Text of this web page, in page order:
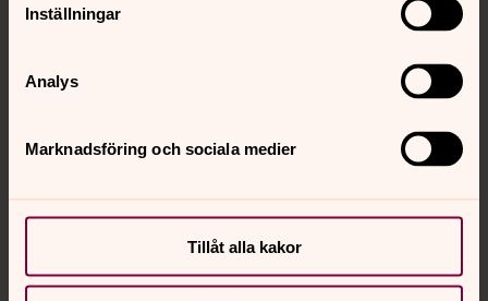
Inställningar
Analys
Marknadsföring och sociala medier
Tillåt alla kakor
Hitta snabbt
Sociala kanaler